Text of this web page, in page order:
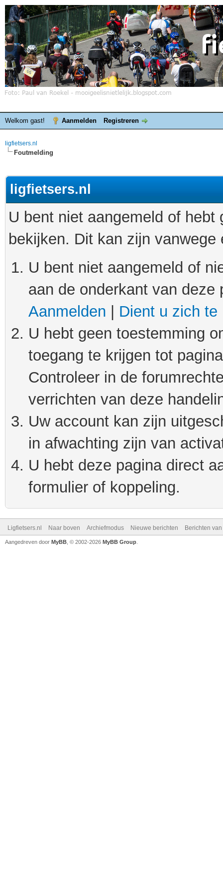
Welkom gast! Aanmelden Registreren
ligfietsers.nl
Foutmelding
ligfietsers.nl
U bent niet aangemeld of
bekijken. Dit kan zijn
U bent niet aangemeld of
aan de onderkant van
Aanmelden
Dient u zich te
U hebt geen toestemming
toegang te krijgen tot
Controleer in de
verrichten van deze
Uw account kan zijn
in afwachting zijn van
U hebt deze pagina direct
formulier of koppeling.
Ligfietsers.nl Naar boven Archiefmodus Nieuwe berichten Berichten
Aangedreven door MyBB , © 2002-2026 MyBB Group